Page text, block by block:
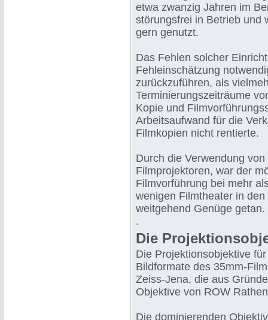
etwa zwanzig Jahren im
störungsfrei in Betrieb und
gern genutzt.
Das Fehlen solcher
Fehleinschätzung
zurückzuführen, als
Terminierungszeiträume
Kopie und
Arbeitsaufwand für die
Filmkopien nicht rentierte.
Durch die Verwendung
Filmprojektoren, war der
Filmvorführung bei mehr
wenigen Filmtheater in
weitgehend Genüge getan.
.
Die
Die Projektionsobjektive
Bildformate des 35mm-
Zeiss-Jena, die aus
Objektive von ROW
Die dominierenden